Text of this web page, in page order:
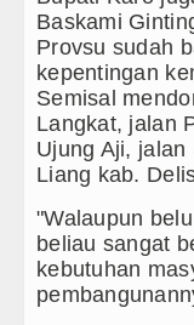
011
Pengobatan
Waas
LSL Pengidap
Dibungkam
Tumbang
Baskami
Provsu sudah
kepentingan
Semisal
Langkat, jalan
Ujung Aji, jalan
Liang kab.
"Walaupun
beliau sangat
kebutuhan